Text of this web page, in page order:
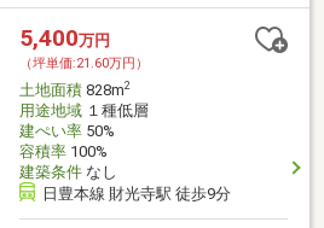
5,400万円
（坪単価:21.60万円）
土地面積828m2
用途地域１種低層
建ぺい率50%
容積率100%
建築条件なし
日豊本線 財光寺駅 徒歩9分